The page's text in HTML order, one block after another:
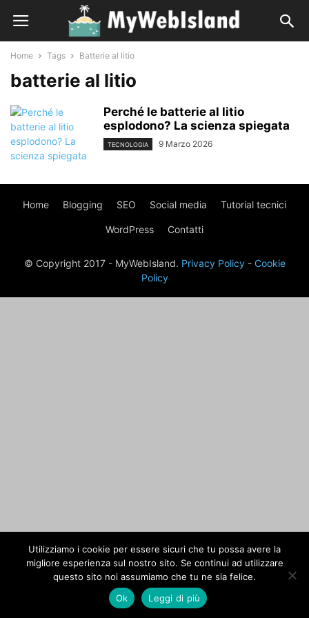
Home Tags Batterie al litio
batterie al litio
Perché le batterie al litio
esplodono? La scienza spiegata
TECNOLOGIA 9 Marzo 2026
Home Blogging SEO Social media Tutorial tecnici
WordPress Contatti
© Copyright 2017 - MyWebIsland. Privacy Policy- Cookie
Policy
Utilizziamo i cookie per essere sicuri che tu possa avere la
migliore esperienza sul nostro sito. Se continui ad utilizzare
questo sito noi assumiamo che tu ne sia felice.
Ok
Leggi di più